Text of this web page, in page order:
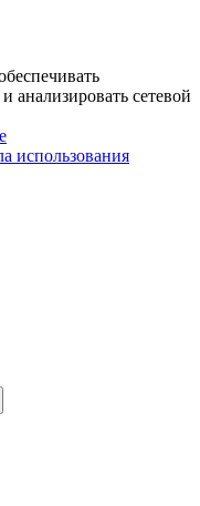
анализировать сетевой
использования